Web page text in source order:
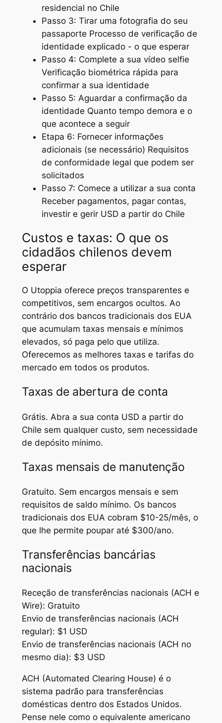
residencial no Chile
Passo 3: Tirar uma fotografia do seu
passaporte Processo de verificação de
identidade explicado - o que esperar
Passo 4: Complete a sua vídeo selfie
Verificação biométrica rápida para
confirmar a sua identidade
Passo 5: Aguardar a confirmação da
identidade Quanto tempo demora e o
que acontece a seguir
Etapa 6: Fornecer informações
adicionais (se necessário) Requisitos
de conformidade legal que podem ser
solicitados
Passo 7: Comece a utilizar a sua conta
Receber pagamentos, pagar contas,
investir e gerir USD a partir do Chile
Custos e taxas: O que os
cidadãos chilenos devem
esperar
O Utoppia oferece preços transparentes e
competitivos, sem encargos ocultos. Ao
contrário dos bancos tradicionais dos EUA
que acumulam taxas mensais e mínimos
elevados, só paga pelo que utiliza.
Oferecemos as melhores taxas e tarifas do
mercado em todos os produtos.
Taxas de abertura de conta
Grátis. Abra a sua conta USD a partir do
Chile sem qualquer custo, sem necessidade
de depósito mínimo.
Taxas mensais de manutenção
Gratuito. Sem encargos mensais e sem
requisitos de saldo mínimo. Os bancos
tradicionais dos EUA cobram $10-25/mês, o
que lhe permite poupar até $300/ano.
Transferências bancárias
nacionais
Receção de transferências nacionais (ACH e
Wire): Gratuito
Envio de transferências nacionais (ACH
regular): $1 USD
Envio de transferências nacionais (ACH no
mesmo dia): $3 USD
ACH (Automated Clearing House) é o
sistema padrão para transferências
domésticas dentro dos Estados Unidos.
Pense nele como o equivalente americano